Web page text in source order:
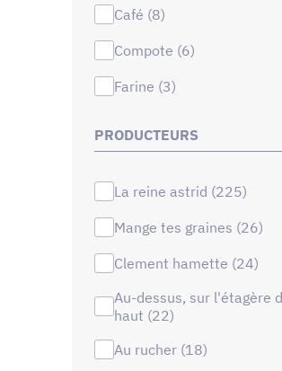
café (8)
compote (6)
farine (3)
PRODUCTEURS
la reine astrid (225)
mange tes graines (26)
clement hamette (24)
au-dessus, sur l'étagère du
haut (22)
au rucher (18)